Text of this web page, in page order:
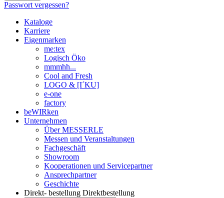
Passwort vergessen?
Kataloge
Karriere
Eigenmarken
me:tex
Logisch Öko
mmmhh...
Cool and Fresh
LOGO & [I´KU]
e-one
factory
beWIRken
Unternehmen
Über MESSERLE
Messen und Veranstaltungen
Fachgeschäft
Showroom
Kooperationen und Servicepartner
Ansprechpartner
Geschichte
Direkt- bestellung Direktbestellung